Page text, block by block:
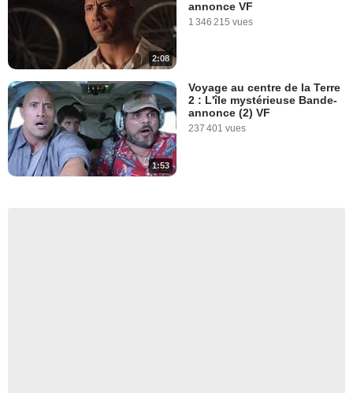
2:08
annonce VF
1 346 215 vues
1:53
Voyage au centre de la Terre
2 : L'île mystérieuse Bande-
annonce (2) VF
237 401 vues